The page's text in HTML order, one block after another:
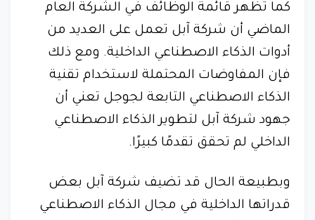
كما تظهر قائمة الوظائف في الشركة العام
الماضي أن شركة آبل تعمل على العديد من
أدوات الذكاء الاصطناعي الداخلية. ومع ذلك
فإن المفاوضات المحتملة لاستخدام تقنية
الذكاء الاصطناعي التابعة لجوجل تعني أن
جهود شركة آبل لتطوير الذكاء الاصطناعي
الداخلي لم تحقق تقدمًا كبيرًا.
وبطبيعة الحال قد تضيف شركة آبل بعض
قدراتها الداخلية في مجال الذكاء الاصطناعي